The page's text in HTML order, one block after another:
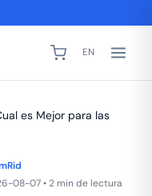
EN
es Mejor para las
08-07 • 2 min de lectura